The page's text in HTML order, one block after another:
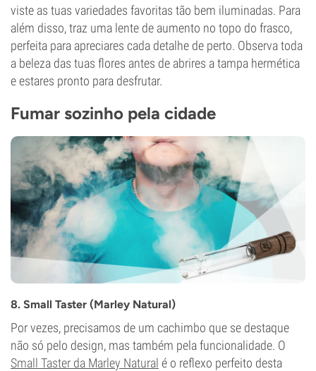
viste as tuas variedades favoritas tão bem iluminadas. Para
além disso, traz uma lente de aumento no topo do frasco,
perfeita para apreciares cada detalhe de perto. Observa toda
a beleza das tuas flores antes de abrires a tampa hermética
e estares pronto para desfrutar.
Fumar sozinho pela cidade
8. Small Taster (Marley Natural)
Por vezes, precisamos de um cachimbo que se destaque
não só pelo design, mas também pela funcionalidade. O
Small Taster da Marley Natural é o reflexo perfeito desta